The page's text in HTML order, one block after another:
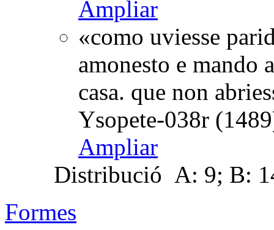
Ampliar
«como uviesse
amonesto e mando
casa. que non
Ysopete-038r
Ampliar
Distribució A: 9; B:
Formes